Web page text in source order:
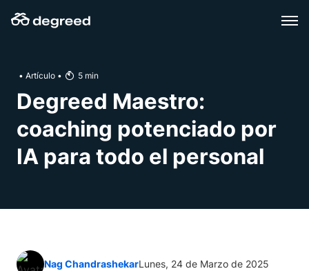
• Artículo • 5 min
Degreed Maestro:
coaching potenciado por
IA para todo el personal
Nag ChandrashekarLunes, 24 de Marzo de 2025